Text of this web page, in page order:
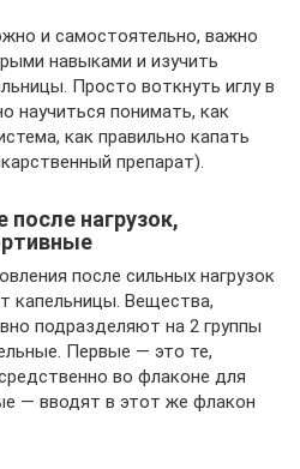
и самостоятельно, важно
навыками и изучить
Просто воткнуть иглу в
научиться понимать, как
как правильно капать
препарат).
нагрузок,
после сильных нагрузок
капельницы. Вещества,
подразделяют на 2 группы
Первые — это те,
во флаконе для
— вводят в этот же флакон